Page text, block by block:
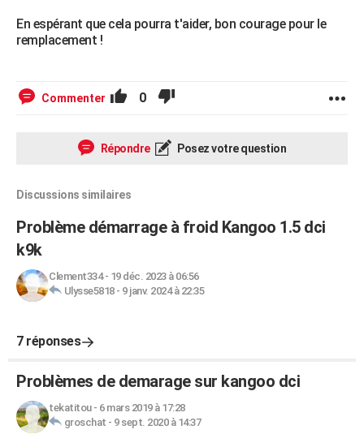
En espérant que cela pourra t'aider, bon courage pour le
remplacement !
Commenter 0
Répondre Posez votre question
Discussions similaires
Problème démarrage à froid Kangoo 1.5 dci
k9k
Clement334- 19 déc. 2023 à 06:56
Ulysse5818- 9 janv. 2024 à 22:35
7 réponses
Problèmes de demarage sur kangoo dci
tekatitou- 6 mars 2019 à 17:28
groschat - 9 sept. 2020 à 14:37